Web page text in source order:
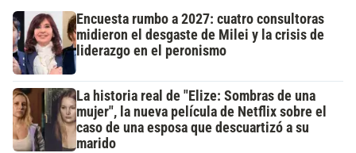
Encuesta rumbo a 2027: cuatro consultoras
midieron el desgaste de Milei y la crisis de
liderazgo en el peronismo
La historia real de "Elize: Sombras de una
mujer", la nueva película de Netflix sobre el
caso de una esposa que descuartizó a su
marido